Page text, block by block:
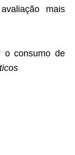
mais
o consumo de